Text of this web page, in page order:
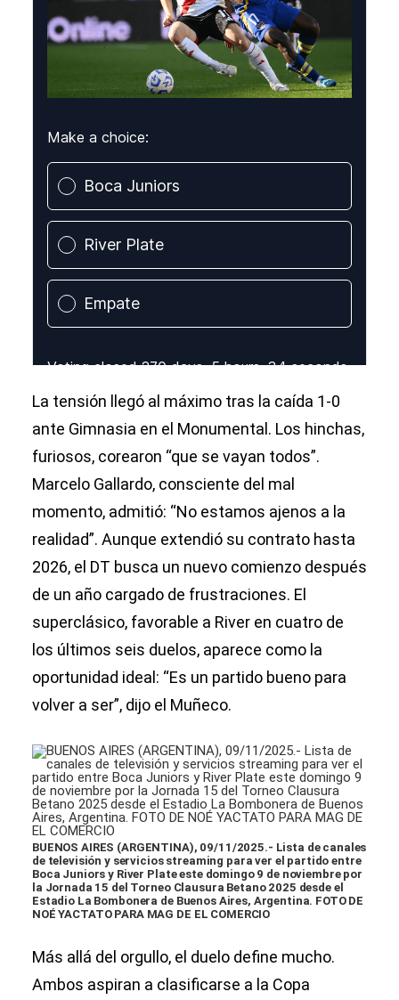
La tensión llegó al máximo tras la caída 1-0
ante Gimnasia en el Monumental. Los hinchas,
furiosos, corearon “que se vayan todos”.
Marcelo Gallardo, consciente del mal
momento, admitió: “No estamos ajenos a la
realidad”. Aunque extendió su contrato hasta
2026, el DT busca un nuevo comienzo después
de un año cargado de frustraciones. El
superclásico, favorable a River en cuatro de
los últimos seis duelos, aparece como la
oportunidad ideal: “Es un partido bueno para
volver a ser”, dijo el Muñeco.
BUENOS AIRES (ARGENTINA), 09/11/2025.- Lista de canales
de televisión y servicios streaming para ver el partido entre
Boca Juniors y River Plate este domingo 9 de noviembre por
la Jornada 15 del Torneo Clausura Betano 2025 desde el
Estadio La Bombonera de Buenos Aires, Argentina. FOTO DE
NOÉ YACTATO PARA MAG DE EL COMERCIO
Más allá del orgullo, el duelo define mucho.
Ambos aspiran a clasificarse a la Copa